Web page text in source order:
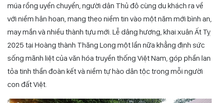
múa rồng uyển chuyển, người dân Thủ đô cùng du khách ra về
với niềm hân hoan, mang theo niềm tin vào một năm mới bình an,
may mắn và nhiều thành tựu mới. Lễ dâng hương, khai xuân Ất Tỵ
2025 tại Hoàng thành Thăng Long một lần nữa khẳng định sức
sống mãnh liệt của văn hóa truyền thống Việt Nam, góp phần lan
tỏa tinh thần đoàn kết và niềm tự hào dân tộc trong mỗi người
con đất Việt.